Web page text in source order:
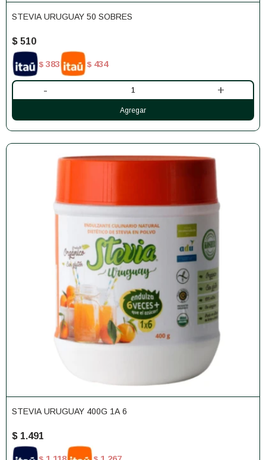
STEVIA URUGUAY 50 SOBRES
$ 510
$ 383 $ 434
- +
STEVIA URUGUAY 400G 1A 6
$ 1.491